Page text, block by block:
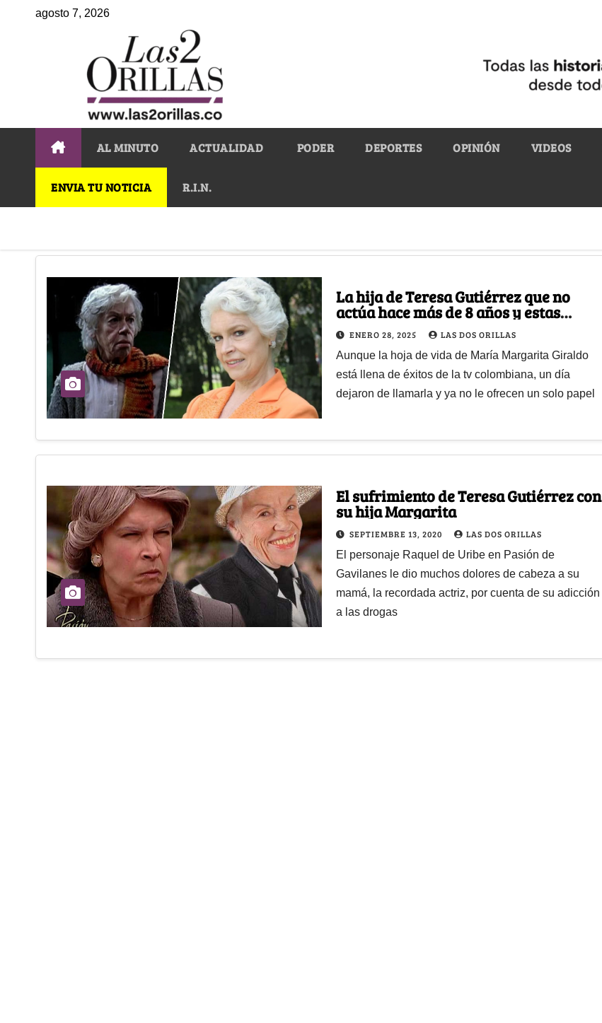
agosto 7, 2026
AL MINUTO ACTUALIDAD PODER DEPORTES OPINIÓN VIDEOS
ENVIA TU NOTICIA R.I.N.
La hija de Teresa Gutiérrez que no
actúa hace más de 8 años y estas
son las razones
ENERO 28, 2025 LAS DOS ORILLAS
Aunque la hoja de vida de María Margarita Giraldo
está llena de éxitos de la tv colombiana, un día
dejaron de llamarla y ya no le ofrecen un solo papel
El sufrimiento de Teresa Gutiérrez con
su hija Margarita
SEPTIEMBRE 13, 2020 LAS DOS ORILLAS
El personaje Raquel de Uribe en Pasión de
Gavilanes le dio muchos dolores de cabeza a su
mamá, la recordada actriz, por cuenta de su adicción
a las drogas